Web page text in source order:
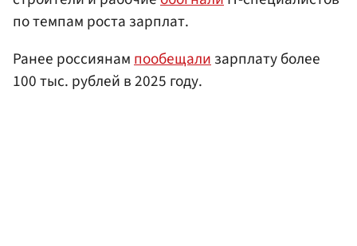
по темпам роста зарплат.
Ранее россиянампообещализарплату более
100 тыс. рублей в 2025 году.